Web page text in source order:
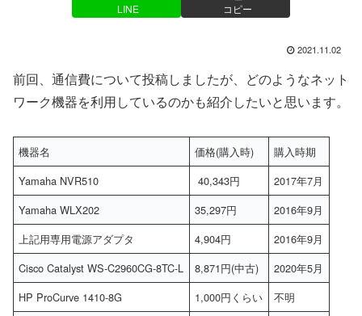
LINE コピー
2021.11.02
前回、通信費について投稿しましたが、どのようなネット
ワーク機器を利用しているのかも紹介したいと思います。
機器名 価格(購入時)
購入時期
Yamaha NVR510
40,343円
2017年7月
Yamaha WLX202
35,297円
2016年9月
上記用専用電源アダプタ
4,904円
2016年9月
Cisco Catalyst WS-C2960CG-8TC-L
8,871円(中古)
2020年5月
HP ProCurve 1410-8G
1,000円くらい
不明